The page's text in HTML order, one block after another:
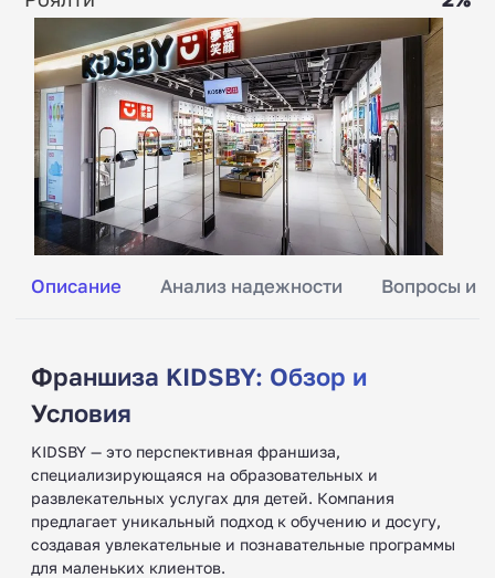
Описание Анализ надежности Вопросы и
Франшиза KIDSBY: Обзор и
Условия
KIDSBY — это перспективная франшиза,
специализирующаяся на образовательных и
развлекательных услугах для детей. Компания
предлагает уникальный подход к обучению и досугу,
создавая увлекательные и познавательные программы
для маленьких клиентов. ‍